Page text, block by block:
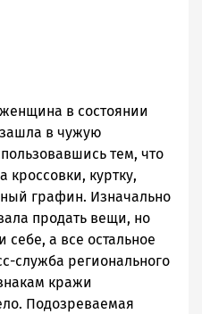
в состоянии
в чужую
тем, что
кроссовки, куртку,
графин. Изначально
продать вещи, но
себе, а все остальное
служба регионального
кражи
Подозреваемая